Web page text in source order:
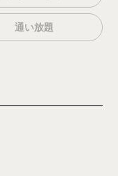
通い放題